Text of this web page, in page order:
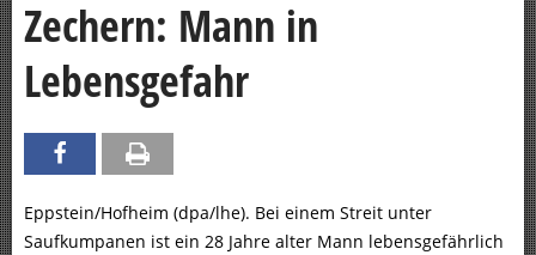
Zechern: Mann in
Lebensgefahr
Eppstein/Hofheim (dpa/lhe). Bei einem Streit unter
Saufkumpanen ist ein 28 Jahre alter Mann lebensgefährlich